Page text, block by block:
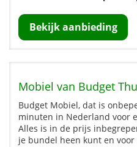
Bekijk aanbieding
Mobiel van Budget
Budget Mobiel, dat is
minuten in Nederland voor
Alles is in de prijs
je bundel heen kunt en